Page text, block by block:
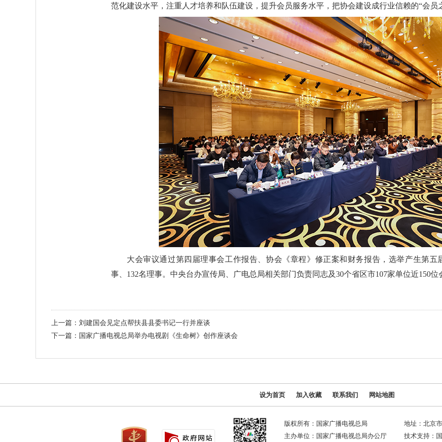
范化建设水平，注重人才培养和队伍建设，提升会员服务水平，把协会建设成行业信赖的“会员
大会审议通过第四届理事会工作报告、协会《章程》修正案和财务报告，选举产生第五
事、132名理事。中央台办宣传局、广电总局相关部门负责同志及30个省区市107家单位近150位
上一篇：刘建国会见定点帮扶县县委书记一行并座谈
下一篇：国家广播电视总局举办电视剧《生命树》创作座谈会
设为首页 加入收藏 联系我们 网站地图
版权所有：国家广播电视总局
主办单位：国家广播电视总局办公厅
地址：北京
技术支持：